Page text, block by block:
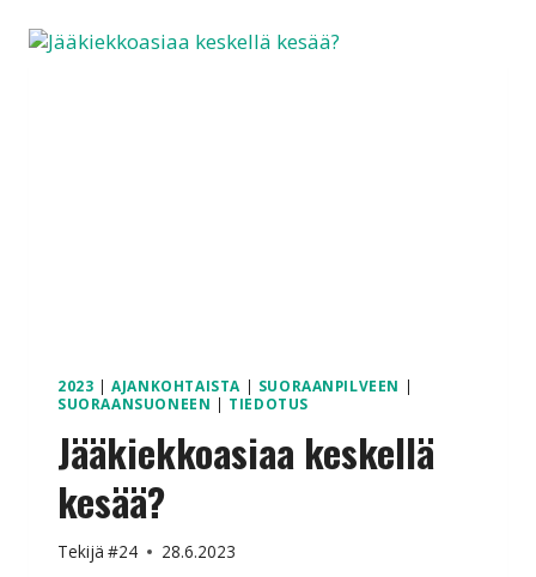
2023 |AJANKOHTAISTA | SUORAANPILVEEN |
SUORAANSUONEEN | TIEDOTUS
Jääkiekkoasiaa keskellä
kesää?
Tekijä #24 28.6.2023